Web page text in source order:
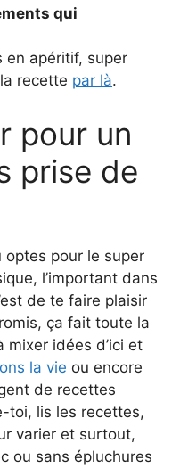
qui
en apéritif, super
recette par là.
pour un
prise de
pour le super
l’important dans
de te faire plaisir
ça fait toute la
mixer idées d’ici et
la vie ou encore
de recettes
toi, lis les recettes,
varier et surtout,
ou sans épluchures